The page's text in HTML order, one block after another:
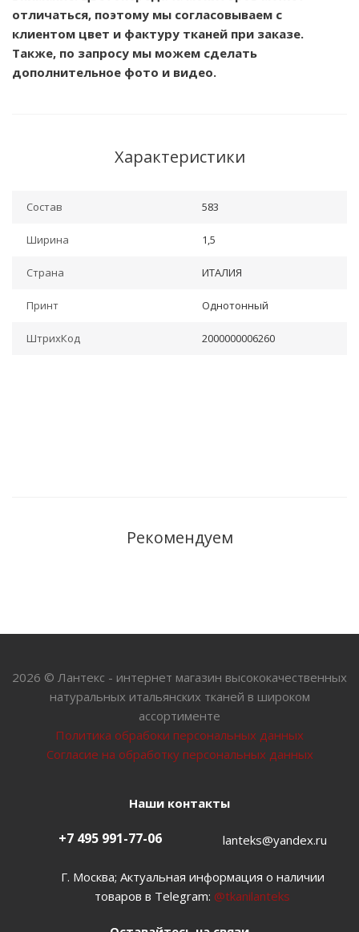
отличаться, поэтому мы согласовываем с
клиентом цвет и фактуру тканей при заказе.
Также, по запросу мы можем сделать
дополнительное фото и видео.
Характеристики
Состав 583
Ширина 1,5
Страна ИТАЛИЯ
Принт Однотонный
ШтрихКод 2000000006260
Рекомендуем
2026 © Лантекс - интернет магазин высококачественных
натуральных итальянских тканей в широком
ассортименте
Политика обрабоки персональных данных
Согласие на обработку персональных данных
Наши контакты
+7 495 991-77-06 lanteks@yandex.ru
Г. Москва; Актуальная информация о наличии
товаров в Telegram: @tkanilanteks